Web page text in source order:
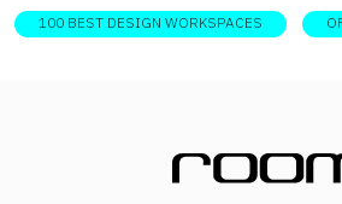
100 BEST DESIGN WORKSPACES